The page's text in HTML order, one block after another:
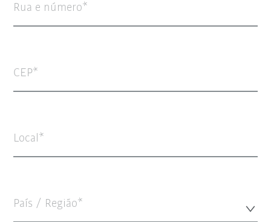
Rua e número
CEP
Local
País / Região*